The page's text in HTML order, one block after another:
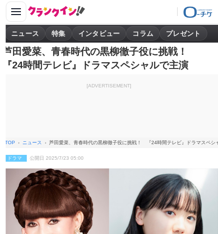
ニュース 特集 インタビュー コラム プレゼント
芦田愛菜、青春時代の黒柳徹子役に挑戦！
『24時間テレビ』ドラマスペシャルで主演
[ADVERTISEMENT]
TOP ニュース 芦田愛菜、青春時代の黒柳徹子役に挑戦！ 『24時間テレビ』ドラマスペシ
ドラマ 公開日 2025/7/23 05:00